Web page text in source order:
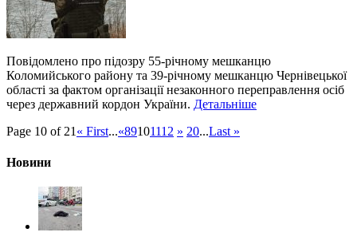
Повідомлено про підозру 55-річному мешканцю
Коломийського району та 39-річному мешканцю Чернівецької
області за фактом організації незаконного переправлення осіб
через державний кордон України. Детальніше
Page 10 of 21 « First...«89101112 » 20...Last »
Новини